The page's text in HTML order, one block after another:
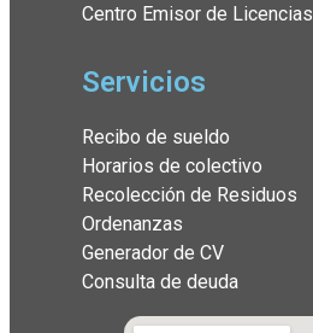
Centro Emisor de Licencias
Servicios
Recibo de sueldo
Horarios de colectivo
Recolección de Residuos
Ordenanzas
Generador de CV
Consulta de deuda